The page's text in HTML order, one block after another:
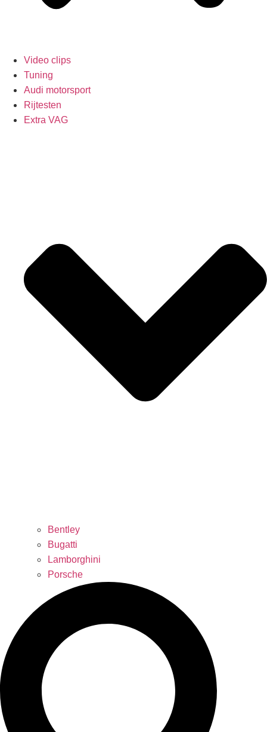
Video clips
Tuning
Audi motorsport
Rijtesten
Extra VAG
Bentley
Bugatti
Lamborghini
Porsche